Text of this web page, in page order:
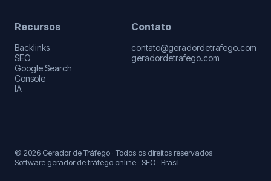
Recursos
Backlinks
SEO
Google Search
Console
IA
Contato
contato@geradordetrafego.com
geradordetrafego.com
© 2026 Gerador de Tráfego · Todos os direitos reservados
Software gerador de tráfego online · SEO · Brasil